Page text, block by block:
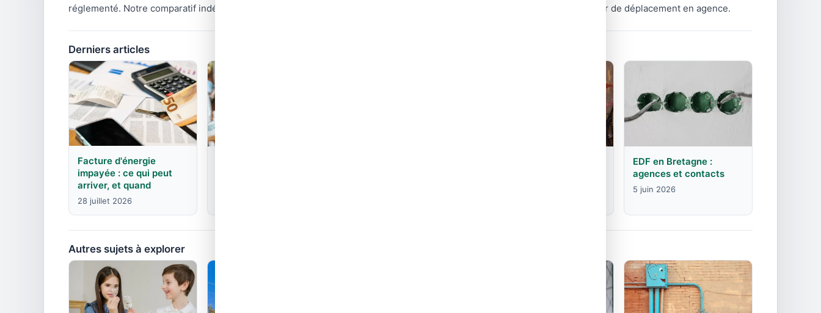
réglementé. Notre comparatif indépendant vous aide à trouver le contrat le plus avantageux pour votre foyer sans nécessiter de déplacement en agence.
Derniers articles
Facture d'énergie
impayée : ce qui peut
arriver, et quand
28 juillet 2026
EDF en Bretagne :
agences et contacts
5 juin 2026
Autres sujets à explorer